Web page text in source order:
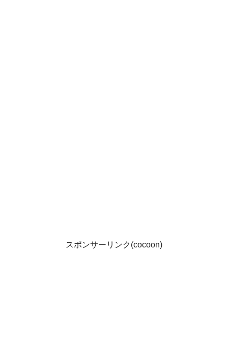
スポンサーリンク(cocoon)